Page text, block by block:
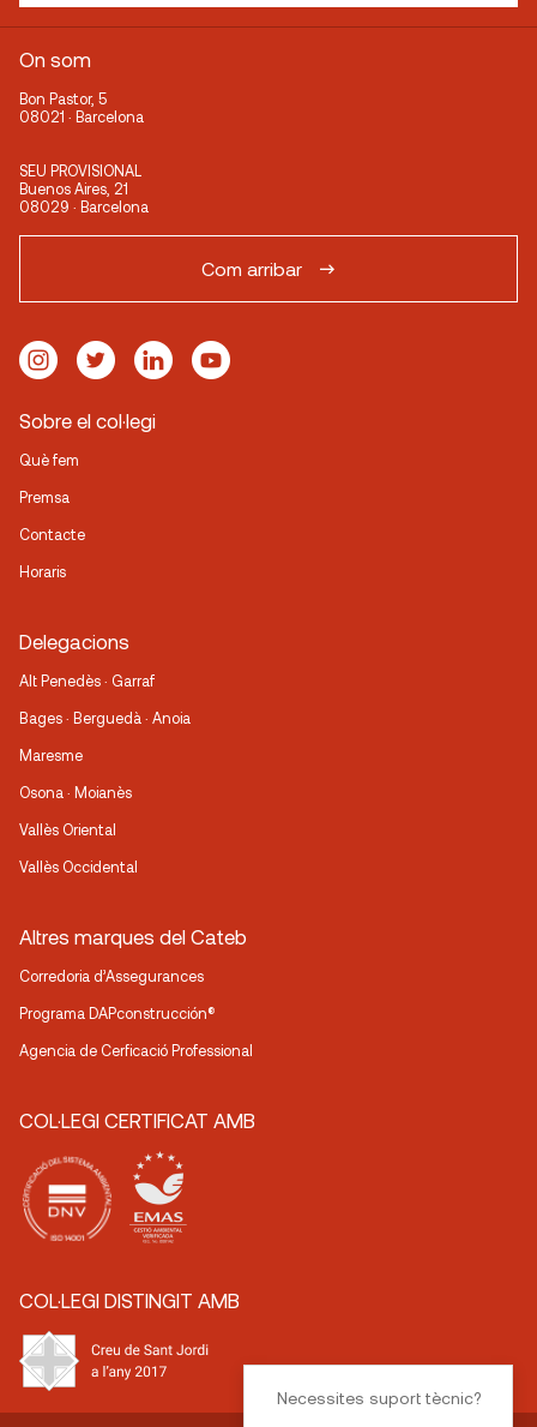
On som
Bon Pastor, 5
08021 · Barcelona
SEU PROVISIONAL
Buenos Aires, 21
08029 · Barcelona
Com arribar
Sobre el col·legi
Què fem
Premsa
Contacte
Horaris
Delegacions
Alt Penedès · Garraf
Bages · Berguedà · Anoia
Maresme
Osona · Moianès
Vallès Oriental
Vallès Occidental
Altres marques del Cateb
Corredoria d’Assegurances
Programa DAPconstrucción®
Agencia de Cerficació Professional
COL·LEGI CERTIFICAT AMB
COL·LEGI DISTINGIT AMB
Necessites suport tècnic?